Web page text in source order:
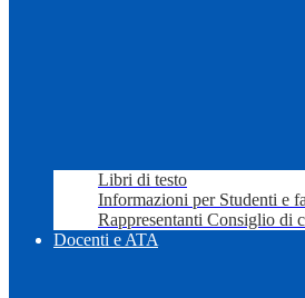
Libri di testo
Informazioni per Studenti e
Rappresentanti Consiglio di
Docenti e ATA